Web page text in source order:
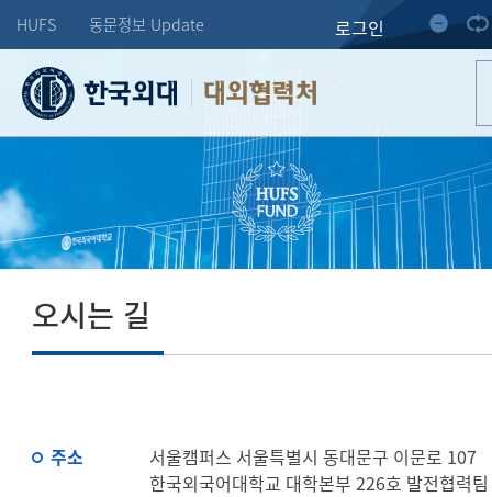
HUFS 동문정보 Update 로그인
대외협력처
오시는 길
주소
서울캠퍼스 서울특별시 동대문구 이문로 107
한국외국어대학교 대학본부 226호 발전협력팀